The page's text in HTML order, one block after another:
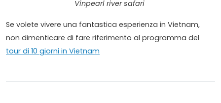
Vinpearl river safari
Se volete vivere una fantastica esperienza in Vietnam,
non dimenticare di fare riferimento al programma del
tour di 10 giorni in Vietnam